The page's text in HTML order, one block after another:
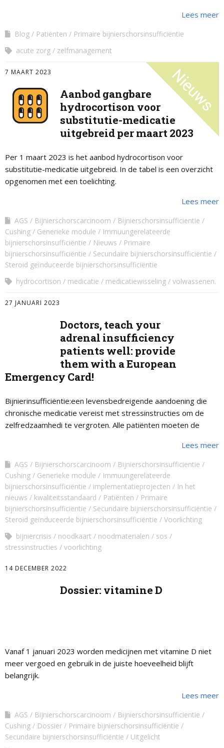
Lees meer
Blog Patiënten
Primaire bijnierschorsinsufficiëntie
acute zorg
zelfmanagement
7 MAART 2023
Aanbod gangbare
hydrocortison voor
substitutie-medicatie
uitgebreid per maart 2023
Per 1 maart 2023 is het aanbod hydrocortison voor
substitutie-medicatie uitgebreid. In de tabel is een overzicht
opgenomen met een toelichting.
Lees meer
AGS Bijnierschorscarcinoom
Bijnierschorsinsufficientie
Cushing
Generieke module
Immuungerelateerde
bijnierschorsinsufficiëntie
Nieuws
Primaire
bijnierschorsinsufficiëntie
Secundaire bijnierschorsinsufficiëntie
Steroid geïnduceerde bijnierschorsinsufficiëntie
hydrocortison
medicatie medicatiewisseling volwassenen.
27 JANUARI 2023
Doctors, teach your
adrenal insufficiency
patients well: provide
them with a European
Emergency Card!
Bijnierinsufficiëntie:een levensbedreigende aandoening die
chronische medicatie vereist met stressinstructies om de
zelfredzaamhedi te vergroten. Alle patiënten moeten de
Lees meer
AGS Bijnierschorscarcinoom
Bijnierschorsinsufficientie
Cushing
Generieke module
Immuungerelateerde
bijnierschorsinsufficiëntie
implementatieprojecten
In het
nieuws
kwaliteitsstandaard Patiënten
Primaire
bijnierschorsinsufficiëntie
Secundaire bijnierschorsinsufficiëntie
Steroid geïnduceerde bijnierschorsinsufficiëntie
Voorlichting
bijniercrisis
noodkaart noodmaterialen
sos
stressinstructies
voorlichting
14 DECEMBER 2022
Dossier: vitamine D
Vanaf 1 januari 2023 worden medicijnen met vitamine D niet
meer vergoed en gebruik in de juiste hoeveelheid blijft
belangrijk.
Lees meer
AGS Bijnierschorscarcinoom
Bijnierschorsinsufficientie
Cushing
Dossier
Primaire bijnierschorsinsufficiëntie
Secundaire bijnierschorsinsufficiëntie
Uitgelicht